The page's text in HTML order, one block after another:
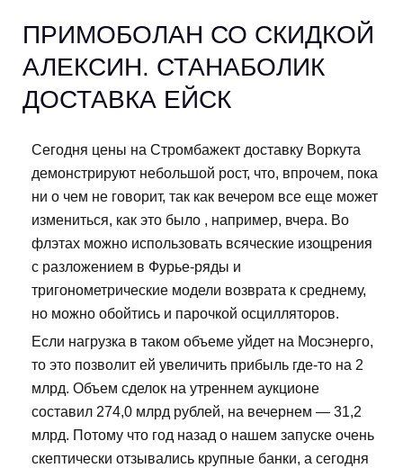
ПРИМОБОЛАН СО СКИДКОЙ
АЛЕКСИН. СТАНАБОЛИК
ДОСТАВКА ЕЙСК
Сегодня цены на Стромбажект доставку Воркута
демонстрируют небольшой рост, что, впрочем, пока
ни о чем не говорит, так как вечером все еще может
измениться, как это было , например, вчера. Во
флэтах можно использовать всяческие изощрения
с разложением в Фурье-ряды и
тригонометрические модели возврата к среднему,
но можно обойтись и парочкой осцилляторов.
Если нагрузка в таком объеме уйдет на Мосэнерго,
то это позволит ей увеличить прибыль где-то на 2
млрд. Объем сделок на утреннем аукционе
составил 274,0 млрд рублей, на вечернем — 31,2
млрд. Потому что год назад о нашем запуске очень
скептически отзывались крупные банки, а сегодня